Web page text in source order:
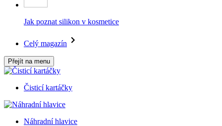
Jak poznat silikon v kosmetice
Celý magazín
Přejít na menu
Čisticí kartáčky
Náhradní hlavice